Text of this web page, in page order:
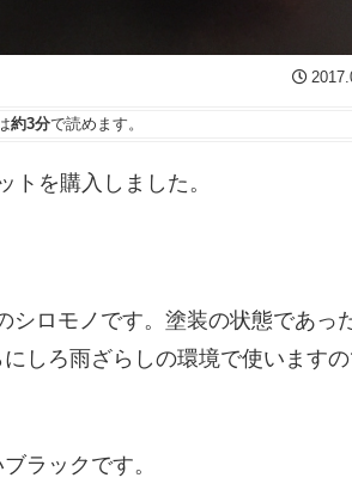
約3分で読めます。
を購入しました。
ロモノです。塗装の状態であっ
しろ雨ざらしの環境で使いますの
ラックです。